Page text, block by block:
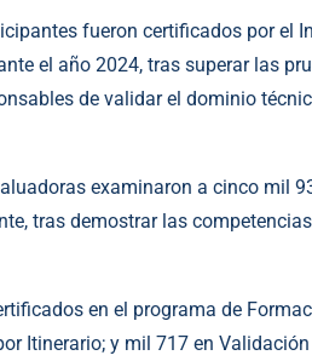
fueron certificados por el
el año 2024, tras superar las
de validar el dominio
examinaron a cinco mil
tras demostrar las
en el programa de
Itinerario; y mil 717 en